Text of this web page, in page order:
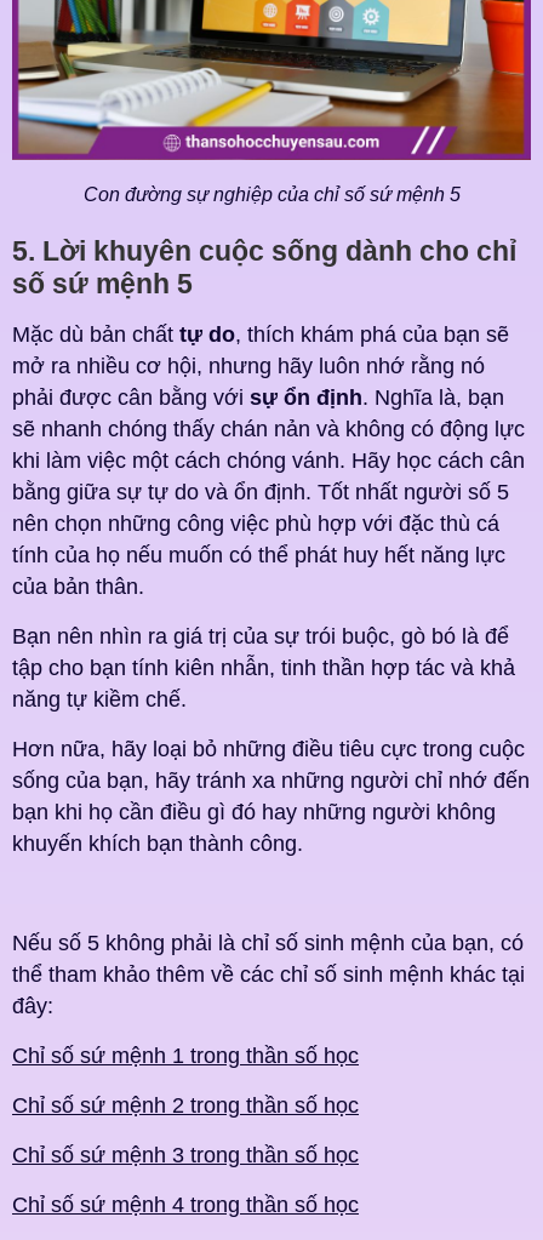
Con đường sự nghiệp của chỉ số sứ mệnh 5
5. Lời khuyên cuộc sống dành cho chỉ
số sứ mệnh 5
Mặc dù bản chất tự do, thích khám phá của bạn sẽ
mở ra nhiều cơ hội, nhưng hãy luôn nhớ rằng nó
phải được cân bằng với sự ổn định. Nghĩa là, bạn
sẽ nhanh chóng thấy chán nản và không có động lực
khi làm việc một cách chóng vánh. Hãy học cách cân
bằng giữa sự tự do và ổn định. Tốt nhất người số 5
nên chọn những công việc phù hợp với đặc thù cá
tính của họ nếu muốn có thể phát huy hết năng lực
của bản thân.
Bạn nên nhìn ra giá trị của sự trói buộc, gò bó là để
tập cho bạn tính kiên nhẫn, tinh thần hợp tác và khả
năng tự kiềm chế.
Hơn nữa, hãy loại bỏ những điều tiêu cực trong cuộc
sống của bạn, hãy tránh xa những người chỉ nhớ đến
bạn khi họ cần điều gì đó hay những người không
khuyến khích bạn thành công.
Nếu số 5 không phải là chỉ số sinh mệnh của bạn, có
thể tham khảo thêm về các chỉ số sinh mệnh khác tại
đây:
Chỉ số sứ mệnh 1 trong thần số học
Chỉ số sứ mệnh 2 trong thần số học
Chỉ số sứ mệnh 3 trong thần số học
Chỉ số sứ mệnh 4 trong thần số học